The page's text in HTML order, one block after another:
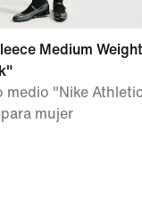
Medium Weight
medio "Nike Athletic
mujer